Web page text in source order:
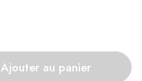
Ajouter au panier